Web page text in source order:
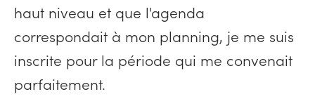
haut niveau et que l'agenda
correspondait à mon planning, je me suis
inscrite pour la période qui me convenait
parfaitement.